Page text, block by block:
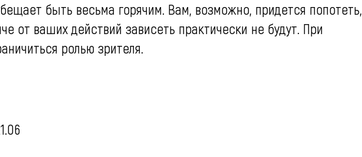
быть весьма горячим. Вам, возможно, придется попотеть,
от ваших действий зависеть практически не будут. При
ролью зрителя.